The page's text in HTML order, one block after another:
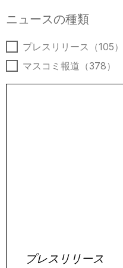
ニュースの種類
ニュースの種類
プレスリリース （105）
マスコミ報道 （378）
プレスリリース